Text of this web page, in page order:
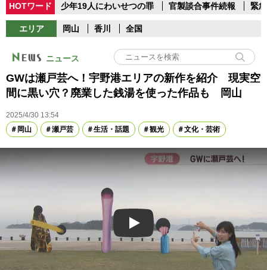
HOTワード 少年19人にわいせつの罪 官製談合事件続報 緊
エリア 岡山 香川 全国
ニュース
GWは瀬戸芸へ！宇野港エリアの新作を紹介 現実空
間に黒い穴？廃業した銭湯を使った作品も 岡山
2025/4/30 13:54
岡山
瀬戸芸 生活・話題 観光 文化・芸術
Play